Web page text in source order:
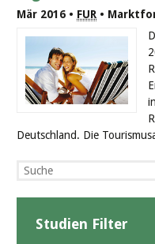
Mär 2016 • FUR •
Deutschland. Die
Studien Filter